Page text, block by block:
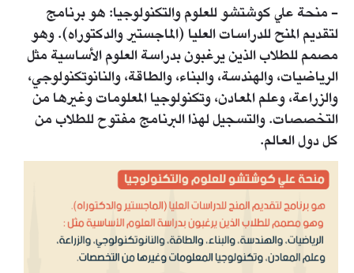
- منحة علي كوشتشو للعلوم والتكنولوجيا: هو برنامج
لتقديم المنح للدراسات العليا (الماجستير والدكتوراه). وهو
مصمم للطلاب الذين يرغبون بدراسة العلوم الأساسية مثل
الرياضيات، والهندسة، والبناء، والطاقة، والنانوتكنولوجي،
والزراعة، وعلم المعادن، وتكنولوجيا المعلومات وغيرها من
التخصصات. والتسجيل لهذا البرنامج مفتوح للطلاب من
كل دول العالم.